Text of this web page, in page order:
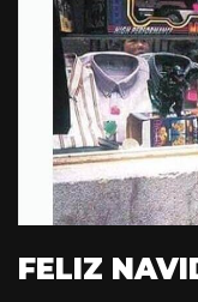
FELIZ